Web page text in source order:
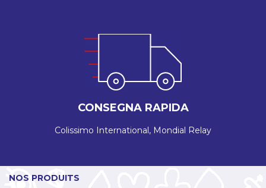
CONSEGNA RAPIDA
Colissimo International, Mondial Relay
NOS PRODUITS